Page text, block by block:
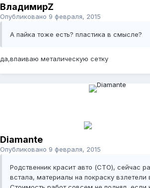
ВладимирZ
Опубликовано 9 февраля, 2015
А пайка тоже есть? пластика в смысле?
да,впаиваю металическую сетку
Diamante
Опубликовано 9 февраля, 2015
Родственник красит авто (СТО), сейчас
встала, материалы на покраску взлетели